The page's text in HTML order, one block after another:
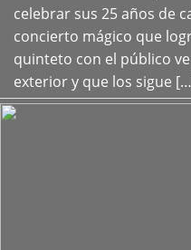
celebrar sus 25 años de
concierto mágico que
quinteto con el público
exterior y que los sigue